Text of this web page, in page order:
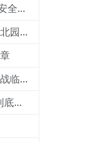
后十社区开展2026年3月消防安全演练活动
活力满校园，健康伴成长——北园路小学一二年级体质训练纪实
官宣定档八月，六国裸拳麻绳战临沂巅峰对决！2026铁拳武风·红韵临沂国际巅峰搏击赛新闻发布会举行
“潼关肉夹馍”“逍遥镇胡辣汤”到底还能不能用？官方回